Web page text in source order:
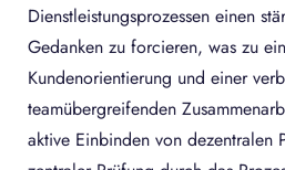
Dienstleistungsprozessen einen
Gedanken zu forcieren, was zu
Kundenorientierung und einer
teamübergreifenden
aktive Einbinden von dezentralen